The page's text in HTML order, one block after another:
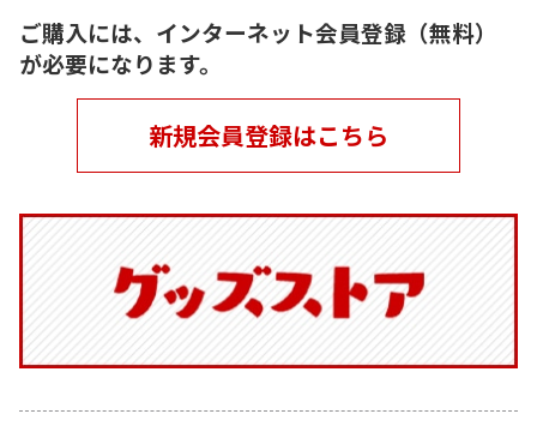
ご購入には、インターネット会員登録（無料）
が必要になります。
新規会員登録はこちら